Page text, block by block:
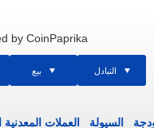
by CoinPaprika
بيع التبادل
العملات المعدنية السيولة